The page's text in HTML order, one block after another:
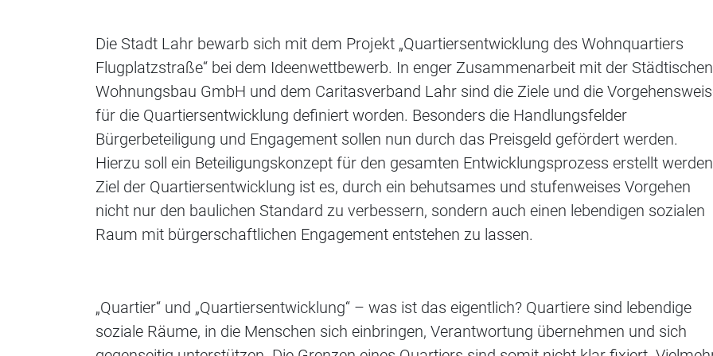
Die Stadt Lahr bewarb sich mit dem Projekt „Quartiersentwicklung des Wohnquartiers
Flugplatzstraße“ bei dem Ideenwettbewerb. In enger Zusammenarbeit mit der Städtischen
Wohnungsbau GmbH und dem Caritasverband Lahr sind die Ziele und die
für die Quartiersentwicklung definiert worden. Besonders die Handlungsfelder
Bürgerbeteiligung und Engagement sollen nun durch das Preisgeld gefördert werden.
Hierzu soll ein Beteiligungskonzept für den gesamten Entwicklungsprozess erstellt
Ziel der Quartiersentwicklung ist es, durch ein behutsames und stufenweises Vorgehen
nicht nur den baulichen Standard zu verbessern, sondern auch einen lebendigen sozialen
Raum mit bürgerschaftlichen Engagement entstehen zu lassen.
„Quartier“ und „Quartiersentwicklung“ – was ist das eigentlich? Quartiere sind lebendige
soziale Räume, in die Menschen sich einbringen, Verantwortung übernehmen und sich